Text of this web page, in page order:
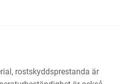
rostskyddsprestanda är